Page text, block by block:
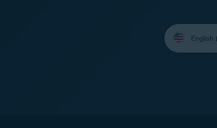
Select
your
language: